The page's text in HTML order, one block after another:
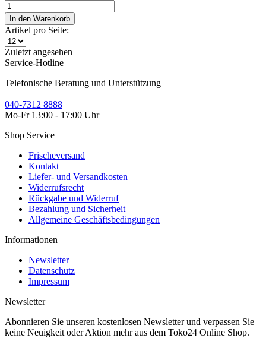
In den Warenkorb
Artikel pro Seite:
Zuletzt angesehen
Service-Hotline
Telefonische Beratung und Unterstützung
040-7312 8888
Mo-Fr 13:00 - 17:00 Uhr
Shop Service
Frischeversand
Kontakt
Liefer- und Versandkosten
Widerrufsrecht
Rückgabe und Widerruf
Bezahlung und Sicherheit
Allgemeine Geschäftsbedingungen
Informationen
Newsletter
Datenschutz
Impressum
Newsletter
Abonnieren Sie unseren kostenlosen Newsletter und verpassen Sie
keine Neuigkeit oder Aktion mehr aus dem Toko24 Online Shop.